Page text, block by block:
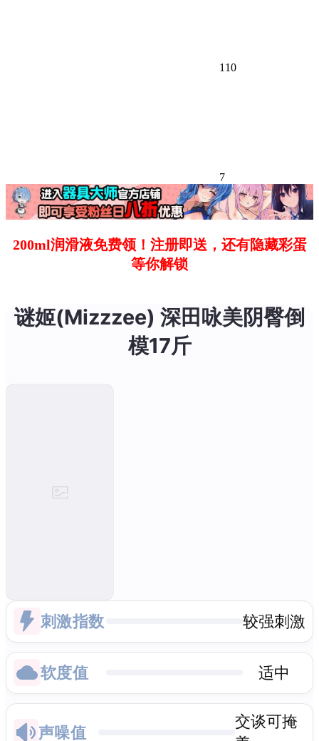
110
7
200ml润滑液免费领！注册即送，还有隐藏彩蛋
等你解锁
谜姬(Mizzzee) 深田咏美阴臀倒
模17斤
刺激指数 较强刺激
软度值 适中
声噪值
交谈可掩